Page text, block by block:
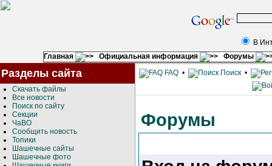
В
Главная
Официальная информация Форумы
Разделы сайта
Скачать файлы
Все новости
Поиск по сайту
Секции
ЧаВО
Сообщить новость
Топики
Шашечные сайты
Шашечные фото
FAQ • Поиск •
Форумы